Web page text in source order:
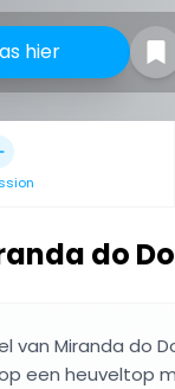
hier
do
van Miranda do
een heuveltop